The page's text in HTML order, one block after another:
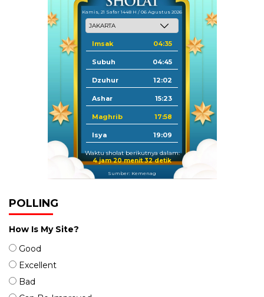
Kamis, 21 Safar 1448 H / 06 Agustus 2026
Imsak 04:35
Subuh 04:45
Dzuhur 12:02
Ashar 15:23
Maghrib 17:58
Isya 19:09
Waktu sholat berikutnya dalam:
4 jam 20 menit 31 detik
Sumber: Kemenag
POLLING
How Is My Site?
Good
Excellent
Bad